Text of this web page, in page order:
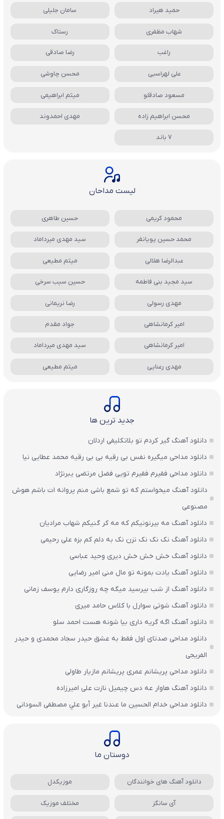
حمید هیراد سامان جلیلی
شهاب مظفری رستاک
راغب رضا صادقی
علی لهراسبی محسن چاوشی
مسعود صادقلو میثم ابراهیمی
محسن ابراهیم زاده مهدی احمدوند
7 باند
لیست مداحان
محمود کریمی حسین طاهری
محمد حسین پویانفر سید مهدی میرداماد
عبدالرضا هلالی میثم مطیعی
سید مجید بنی فاطمه حسین سیب سرخی
مهدی رسولی رضا نریمانی
امیر کرمانشاهی جواد مقدم
امیر کرمانشاهی سید مهدی میرداماد
مهدی رعنایی میثم مطیعی
جدید ترین ها
دانلود آهنگ گیر کردم تو بلاتکلیفی اردلان
دانلود مداحی میگیره نفس بی رقیه بی بی رقیه محمد عطایی نیا
دانلود مداحی فقیرم فقیرم تویی فضل مرتضی یبرنژاد
دانلود آهنگ میخواستم که تو شمع باشی منم پروانه ات باشم هوش
مصنوعی
دانلود آهنگ مه بیرنونیکم که مه کر گنیکم شهاب مرادیان
دانلود آهنگ نک نک نک نزن نک به دلم کم بزه علی رحیمی
دانلود آهنگ خش خش خش دیری وحید عباسی
دانلود آهنگ یادت بمونه تو مال منی امیر رضایی
دانلود آهنگ از شب بپرسید میگه چه روزگاری دارم یوسف زمانی
دانلود آهنگ شوتی سوارل با کلاس حامد میری
دانلود آهنگ اگه گریه داری بیا شونه هست احمد سلو
دانلود مداحی صدتای اول فقط به عشق حیدر سجاد محمدی و حیدر
الفریجی
دانلود مداحی پریشانم عمری پریشانم مازیار طاولی
دانلود آهنگ هاوار عه دس چیمیل نازت علی امیرزاده
دانلود مداحی خدام الحسين ما عندنا غير أبو علي مصطفی السودانی
دوستان ما
دانلود آهنگ های خوانندگان موزیکدل
آی سانگز مختلف موزیک